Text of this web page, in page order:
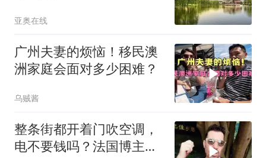
亚奥在线
广州夫妻的烦恼！移民澳
洲家庭会面对多少困难？
乌贼酱
整条街都开着门吹空调，
电不要钱吗？法国博主在